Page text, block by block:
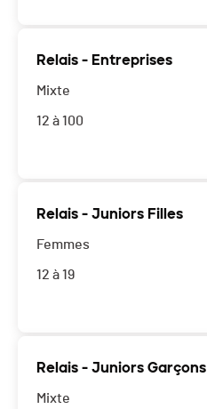
Relais - Entreprises
Mixte
12 à 100
Relais - Juniors Filles
Femmes
12 à 19
Relais - Juniors Garçons
Mixte